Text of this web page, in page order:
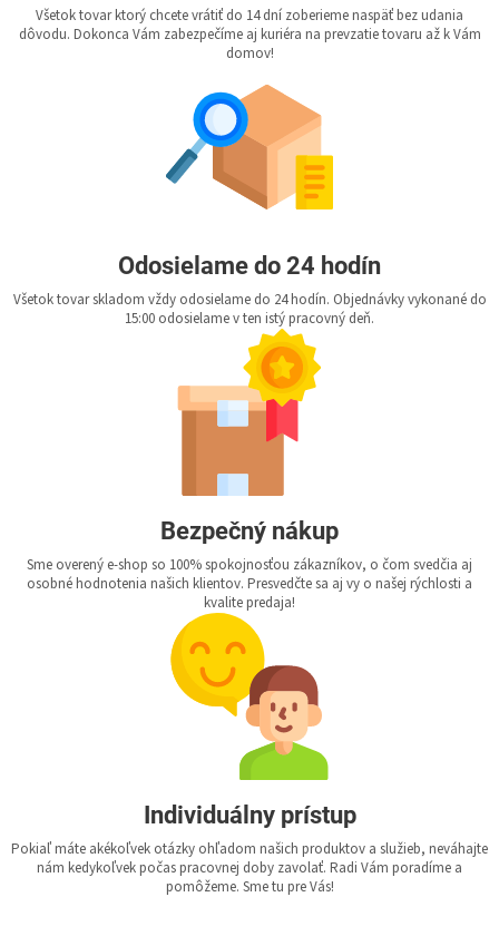
Všetok tovar ktorý chcete vrátiť do 14 dní zoberieme naspäť bez udania
dôvodu. Dokonca Vám zabezpečíme aj kuriéra na prevzatie tovaru až k Vám
domov!
Odosielame do 24 hodín
Všetok tovar skladom vždy odosielame do 24 hodín. Objednávky vykonané do
15:00 odosielame v ten istý pracovný deň.
Bezpečný nákup
Sme overený e-shop so 100% spokojnosťou zákazníkov, o čom svedčia aj
osobné hodnotenia našich klientov. Presvedčte sa aj vy o našej rýchlosti a
kvalite predaja!
Individuálny prístup
Pokiaľ máte akékoľvek otázky ohľadom našich produktov a služieb, neváhajte
nám kedykoľvek počas pracovnej doby zavolať. Radi Vám poradíme a
pomôžeme. Sme tu pre Vás!